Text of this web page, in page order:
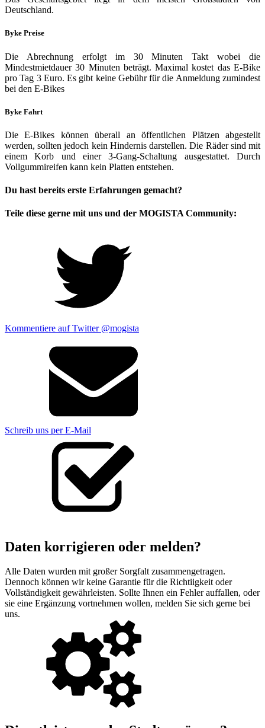
Deutschland.
Byke Preise
Die Abrechnung erfolgt im 30 Minuten Takt wobei die
Mindestmietdauer 30 Minuten beträgt. Maximal kostet das E-Bike
pro Tag 3 Euro. Es gibt keine Gebühr für die Anmeldung zumindest
bei den E-Bikes
Byke Fahrt
Die E-Bikes können überall an öffentlichen Plätzen abgestellt
werden, sollten jedoch kein Hindernis darstellen. Die Räder sind mit
einem Korb und einer 3-Gang-Schaltung ausgestattet. Durch
Vollgummireifen kann kein Platten entstehen.
Du hast bereits erste Erfahrungen gemacht?
Teile diese gerne mit uns und der MOGISTA Community:
Kommentiere auf Twitter @mogista
Schreib uns per E-Mail
Daten korrigieren oder melden?
Alle Daten wurden mit großer Sorgfalt zusammengetragen.
Dennoch können wir keine Garantie für die Richtiigkeit oder
Vollständigkeit gewährleisten. Sollte Ihnen ein Fehler auffallen, oder
sie eine Ergänzung vortnehmen wollen, melden Sie sich gerne bei
uns.